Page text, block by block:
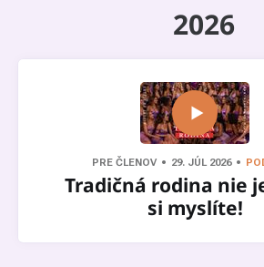
2026
PRE ČLENOV 29. JÚL 2026
Tradičná rodina nie
si myslíte!